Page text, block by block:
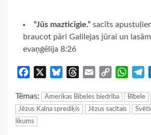
“Jūs mazticīgie.” sacīts
braucot pāri Galilejas jūrai un
evaņģēlija 8:26
Facebook BlueskyThreads
Email
Copy
Tēmas: Amerikas Bibeles biedrība Bībele
Jēzus Kalna sprediķis
Jēzus sacītais
likums